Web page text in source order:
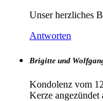
Unser herzliches
Antworten
Brigitte und
Kondolenz vom
Kerze angezündet